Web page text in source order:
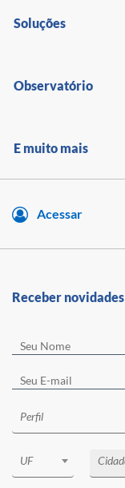
Soluções
Observatório
E muito mais
Acessar
Receber
Perfil
UF